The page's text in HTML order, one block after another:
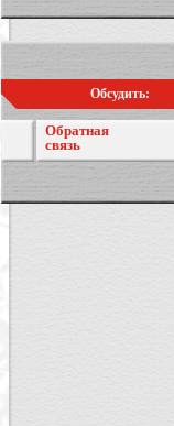
Обсудить:
Обратная
связь